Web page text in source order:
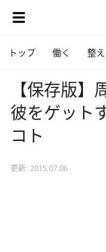
トップ 働く 整
【保存版
彼をゲット
コト
更新: 2015.07.06